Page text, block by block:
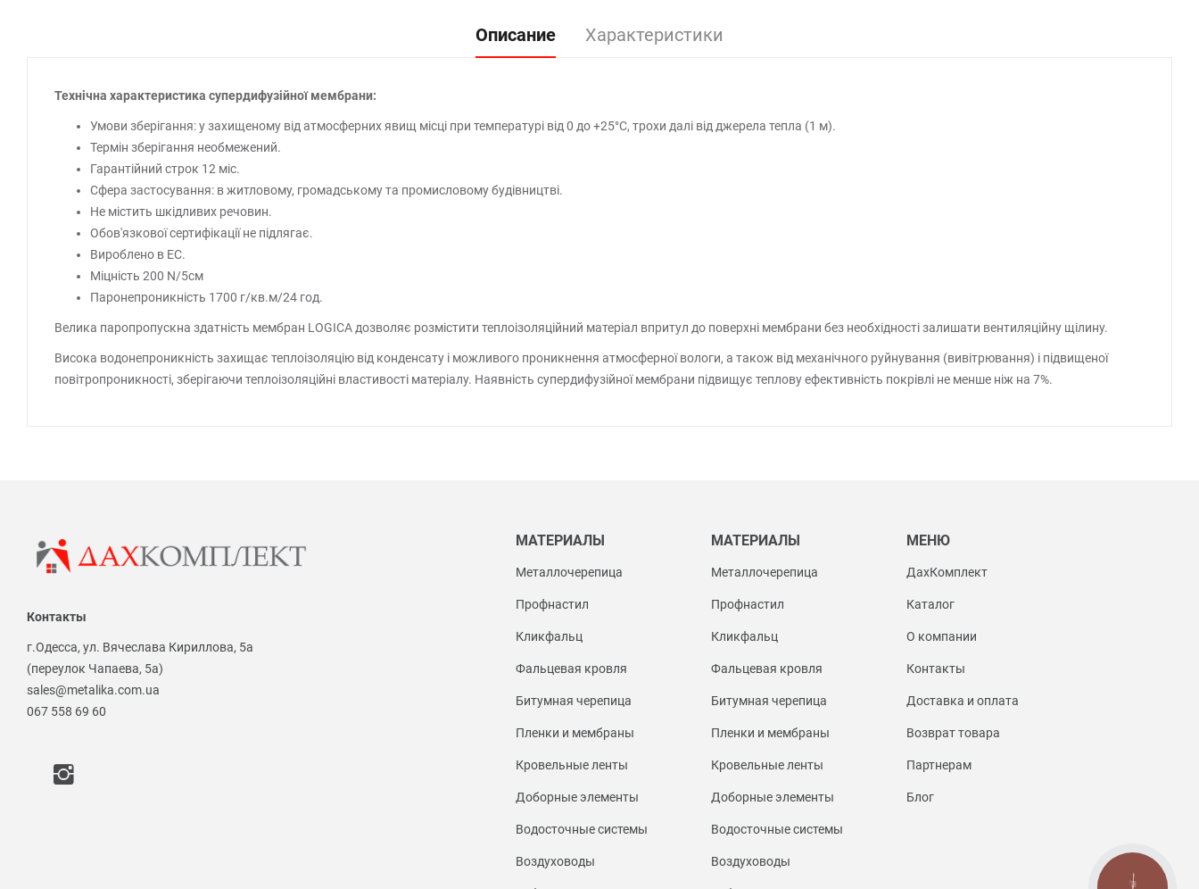
Описание Характеристики
Технічна характеристика супердифузійної мембрани:
Умови зберігання: у захищеному від атмосферних явищ місці при температурі від 0 до +25°С, трохи далі від джерела тепла (1 м).
Термін зберігання необмежений.
Гарантійний строк 12 міс.
Сфера застосування: в житловому, громадському та промисловому будівництві.
Не містить шкідливих речовин.
Обов'язкової сертифікації не підлягає.
Вироблено в ЕС.
Міцність 200 N/5см
Паронепроникність 1700 г/кв.м/24 год.
Велика паропропускна здатність мембран LOGICA дозволяє розмістити теплоізоляційний матеріал впритул до поверхні мембрани без необхідності залишати вентиляційну щілину.
Висока водонепроникність захищає теплоізоляцію від конденсату і можливого проникнення атмосферної вологи, а також від механічного руйнування (вивітрювання) і підвищеної
повітропроникності, зберігаючи теплоізоляційні властивості матеріалу. Наявність супердифузійної мембрани підвищує теплову ефективність покрівлі не менше ніж на 7%.
Контакты
г.Одесса, ул. Вячеслава Кириллова, 5а
(переулок Чапаева, 5а)
sales@metalika.com.ua
067 558 69 60
МАТЕРИАЛЫ
Металлочерепица
Профнастил
Кликфальц
Фальцевая кровля
Битумная черепица
Пленки и мембраны
Кровельные ленты
Доборные элементы
Водосточные системы
Воздуховоды
МАТЕРИАЛЫ
Металлочерепица
Профнастил
Кликфальц
Фальцевая кровля
Битумная черепица
Пленки и мембраны
Кровельные ленты
Доборные элементы
Водосточные системы
Воздуховоды
МЕНЮ
ДахКомплект
Каталог
О компании
Контакты
Доставка и оплата
Возврат товара
Партнерам
Блог
КНОПКА